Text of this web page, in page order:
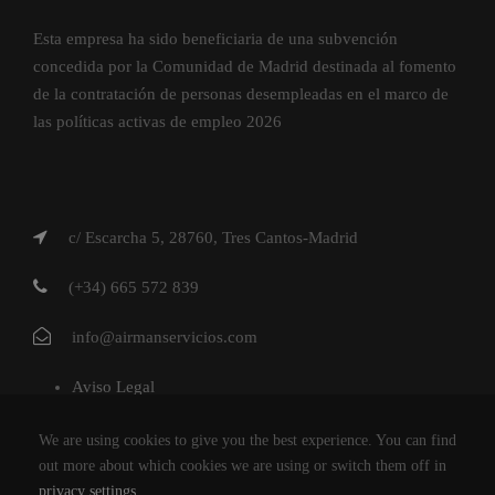
Esta empresa ha sido beneficiaria de una subvención
concedida por la Comunidad de Madrid destinada al fomento
de la contratación de personas desempleadas en el marco de
las políticas activas de empleo 2026
c/ Escarcha 5, 28760, Tres Cantos-Madrid
(+34) 665 572 839
info@airmanservicios.com
Aviso Legal
Política de Cookies
We are using cookies to give you the best experience. You can find
out more about which cookies we are using or switch them off in
privacy settings